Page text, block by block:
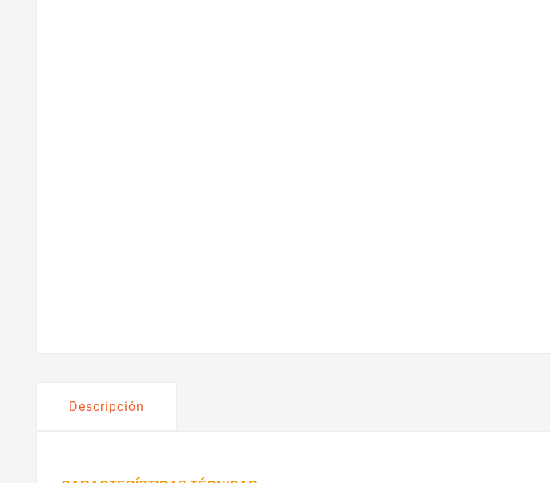
Descripción